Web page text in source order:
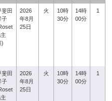
斐田
子
)
2026
年8月
25日
火
10時
30分
14時
00分
1
斐田
子
2026
年8月
25日
火
10時
30分
14時
00分
1